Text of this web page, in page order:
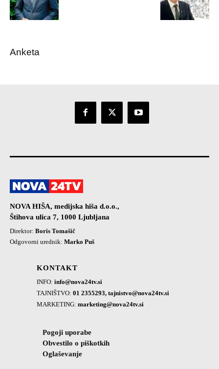
Anketa
NOVA HIŠA, medijska hiša d.o.o.,
Štihova ulica 7, 1000 Ljubljana
Direktor: Boris Tomašič
Odgovorni urednik: Marko Puš
KONTAKT
INFO: info@nova24tv.si
TAJNIŠTVO: 01 2355293, tajnistvo@nova24tv.si
MARKETING: marketing@nova24tv.si
Pogoji uporabe
Obvestilo o piškotkih
Oglaševanje